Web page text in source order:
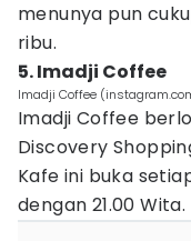
menunya pun
ribu.
5. Imadji Coffee
Imadji Coffee
Imadji Coffee
Discovery
Kafe ini buka
dengan 21.00 Wita.